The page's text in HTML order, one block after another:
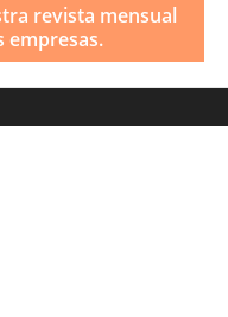
revista mensual
empresas.